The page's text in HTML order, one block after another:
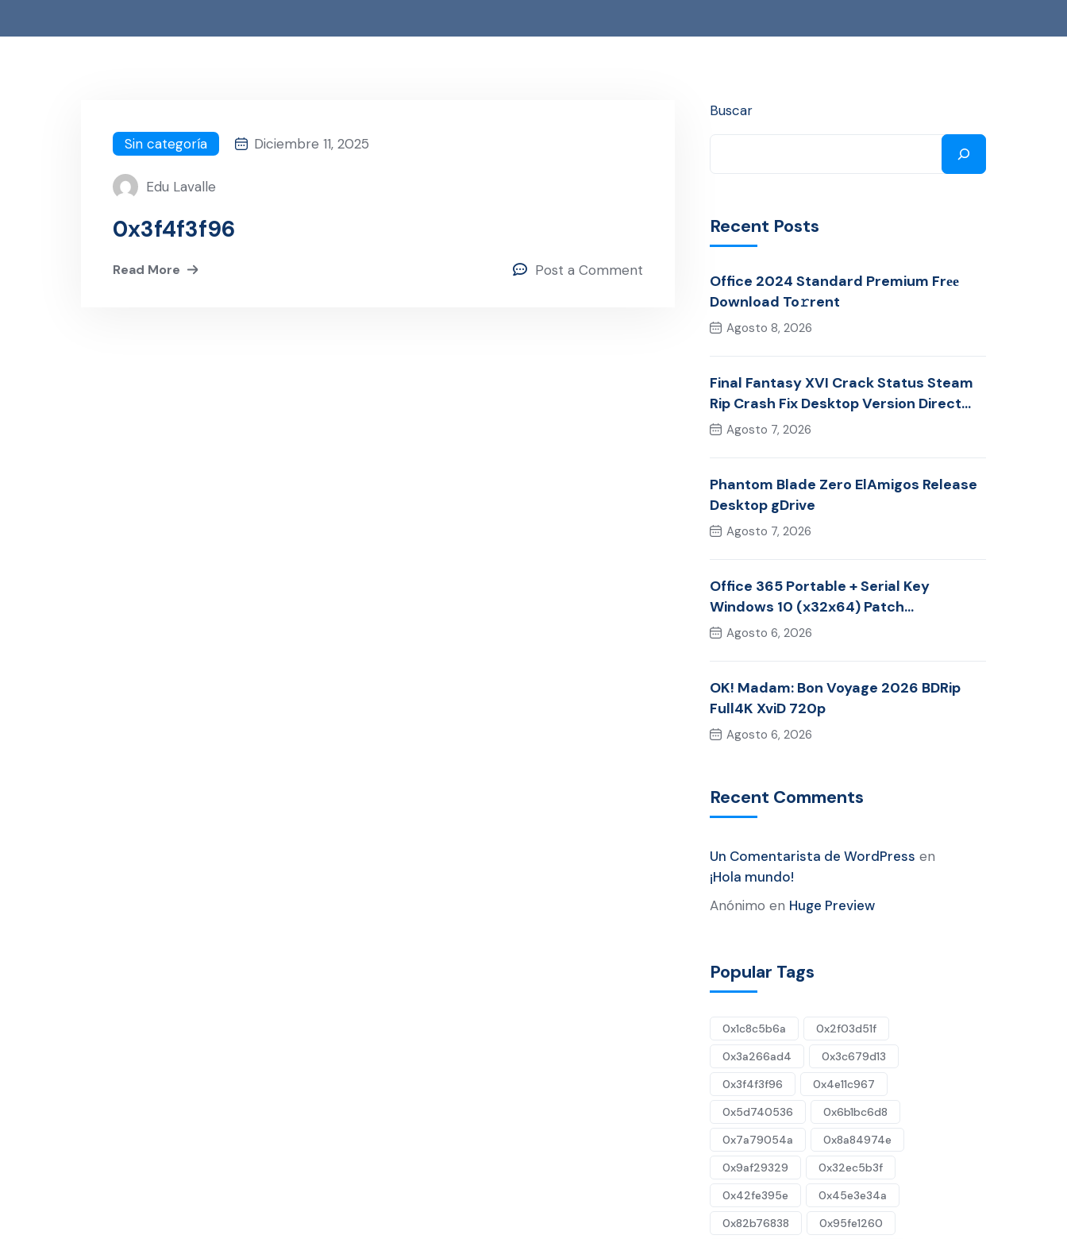
Sin categoría Diciembre 11, 2025
Edu Lavalle
0x3f4f3f96
Read More Post a Comment
Buscar
Recent Posts
Office 2024 Standard Premium Frее
Download To𝚛rent
Agosto 8, 2026
Final Fantasy XVI Crack Status Steam
Rip Crash Fix Desktop Version Direct
Link 2026
Agosto 7, 2026
Phantom Blade Zero ElAmigos Release
Desktop gDrive
Agosto 7, 2026
Office 365 Portable + Serial Key
Windows 10 (x32x64) Patch
Multilingual
Agosto 6, 2026
OK! Madam: Bon Voyage 2026 BDRip
Full4K XviD 720p
Agosto 6, 2026
Recent Comments
Un Comentarista de WordPress en
¡Hola mundo!
Anónimo en Huge Preview
Popular Tags
0x1c8c5b6a
0x2f03d51f
0x3a266ad4
0x3c679d13
0x3f4f3f96
0x4e11c967
0x5d740536
0x6b1bc6d8
0x7a79054a
0x8a84974e
0x9af29329
0x32ec5b3f
0x42fe395e
0x45e3e34a
0x82b76838
0x95fe1260